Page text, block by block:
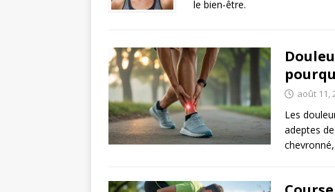
le bien-être.
août 11,
Les
adeptes